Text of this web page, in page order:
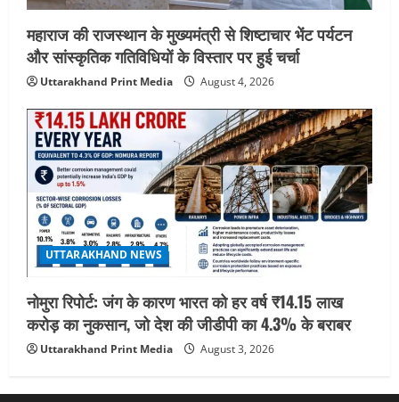
महाराज की राजस्थान के मुख्यमंत्री से शिष्टाचार भेंट पर्यटन
और सांस्कृतिक गतिविधियों के विस्तार पर हुई चर्चा
Uttarakhand Print Media August 4, 2026
UTTARAKHAND NEWS
नोमुरा रिपोर्ट: जंग के कारण भारत को हर वर्ष ₹14.15 लाख
करोड़ का नुकसान, जो देश की जीडीपी का 4.3% के बराबर
Uttarakhand Print Media August 3, 2026